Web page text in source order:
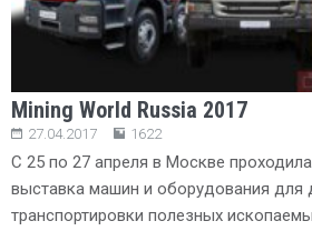
Mining World Russia 2017
27.04.2017 1622
С 25 по 27 апреля в Москве
выставка машин и оборудования
транспортировки полезных